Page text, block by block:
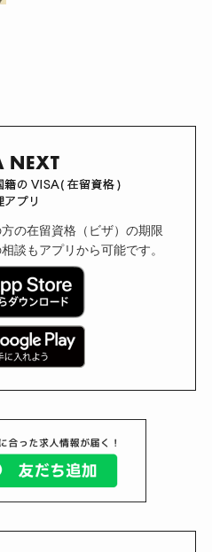
の在留資格（ビザ）の期限
談もアプリから可能です。